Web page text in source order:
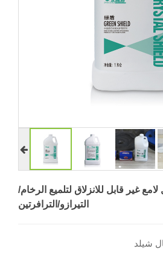
غير قابل للانزلاق لتلميع الرخام/
التيرازو/الترافرتين
شيلد